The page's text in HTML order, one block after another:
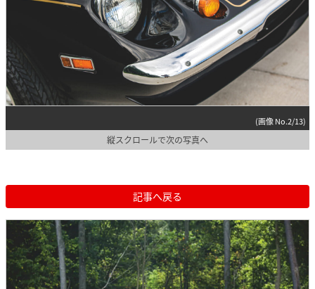
(画像 No.2/13)
縦スクロールで次の写真へ
記事へ戻る